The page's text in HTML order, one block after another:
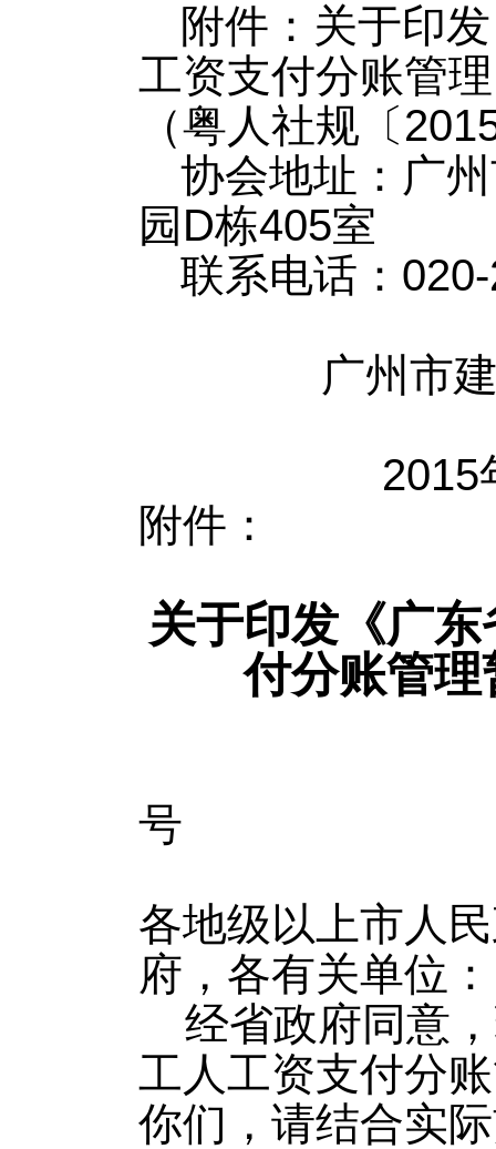
附件： 关于印
工资支付分账管理
（粤人社规〔
协会地址：广
园 D栋405室
联系电话：
广州市
2015年
附件：
关于印发《广
付分账管
号
各地级以上市人
府，各有关单位：
经省政府同意
工人工资支付分
你们，请结合实